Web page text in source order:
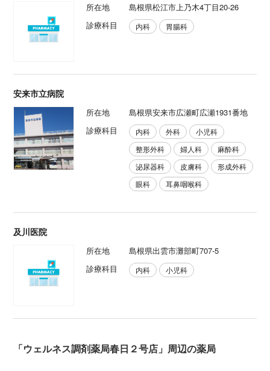
所在地
島根県松江市上乃木4丁目20-26
診療科目
内科 胃腸科
安来市立病院
所在地
島根県安来市広瀬町広瀬1931番地
診療科目
内科 外科
小児科
整形外科
婦人科
麻酔科
泌尿器科
皮膚科
形成外科
眼科
耳鼻咽喉科
及川医院
所在地
島根県出雲市灘部町707-5
診療科目
内科 小児科
「ウェルネス調剤薬局春日２号店」周辺の薬局